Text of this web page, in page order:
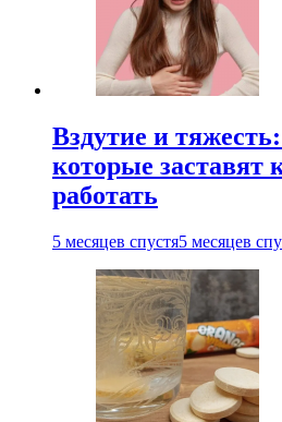
Вздутие и
которые заставят
работать
5 месяцев спустя5 месяцев